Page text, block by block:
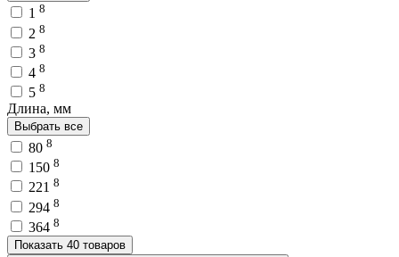
1 8
2 8
3 8
4 8
5 8
Длина, мм
Выбрать все
80 8
150 8
221 8
294 8
364 8
Показать 40 товаров